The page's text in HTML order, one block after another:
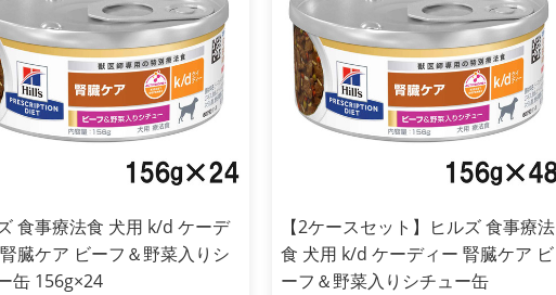
食事療法食 犬用 k/d ケーデ
臓ケア ビーフ＆野菜入りシ
缶 156g×24
【2ケースセット】ヒルズ 食事療法
食 犬用 k/d ケーディー 腎臓ケア ビ
ーフ＆野菜入りシチュー缶